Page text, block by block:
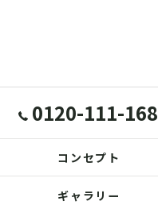
0120-111-168
コンセプト
ギャラリー